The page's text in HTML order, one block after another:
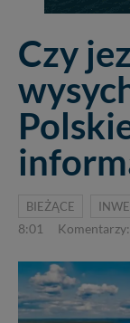
Czy
BIEŻĄCE
8:01